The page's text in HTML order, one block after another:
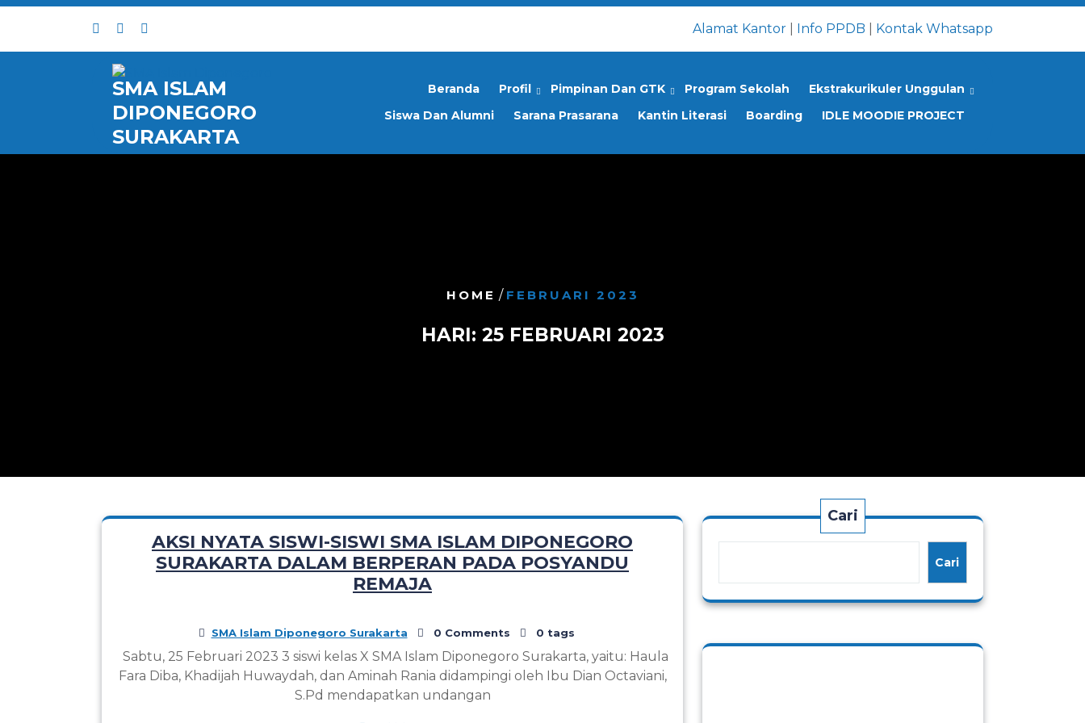
Skip
Alamat Kantor Info PPDB Kontak Whatsapp
SMA ISLAM
DIPONEGORO
SURAKARTA
Beranda Profil Pimpinan Dan GTK Program Sekolah
Ekstrakurikuler Unggulan
Siswa Dan Alumni
Sarana Prasarana Kantin Literasi Boarding IDLE MOODIE PROJECT
HOME / FEBRUARI 2023
HARI: 25 FEBRUARI 2023
AKSI NYATA SISWI-SISWI SMA ISLAM DIPONEGORO
SURAKARTA DALAM BERPERAN PADA POSYANDU
REMAJA
SMA Islam Diponegoro Surakarta 0 Comments 0 tags
Sabtu, 25 Februari 2023 3 siswi kelas X SMA Islam Diponegoro Surakarta, yaitu: Haula
Fara Diba, Khadijah Huwaydah, dan Aminah Rania didampingi oleh Ibu Dian Octaviani,
S.Pd mendapatkan undangan
Cari
Cari